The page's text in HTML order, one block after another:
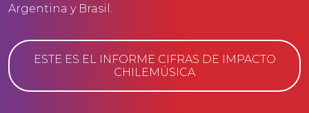
Argentina y Brasil.
ESTE ES EL INFORME CIFRAS DE IMPACTO
CHILEMÚSICA